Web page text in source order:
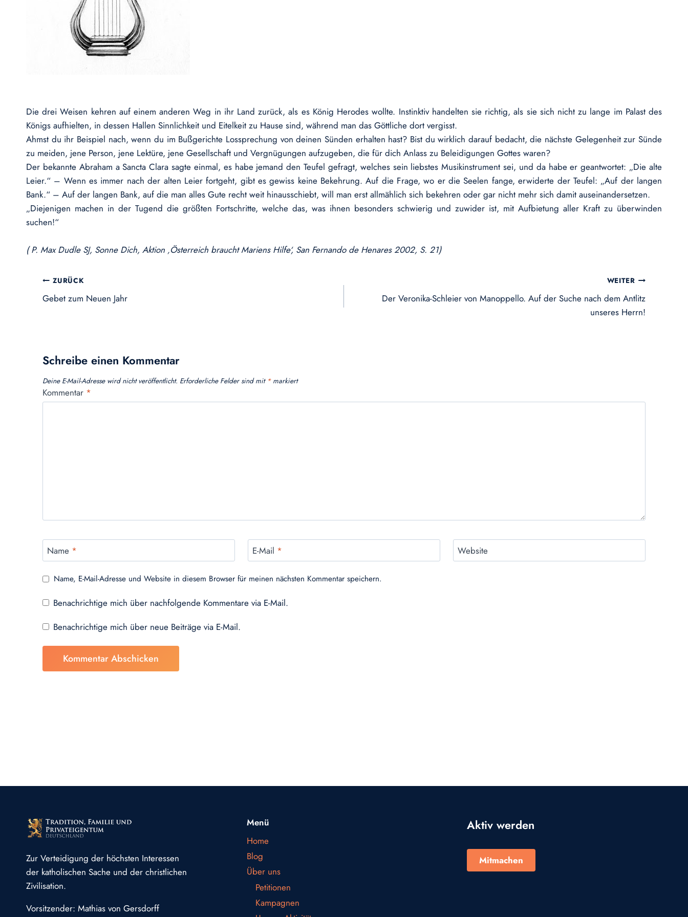
Die drei Weisen kehren auf einem anderen Weg in ihr Land zurück, als es König Herodes wollte. Instinktiv handelten sie richtig, als sie sich nicht zu lange im Palast des
Königs aufhielten, in dessen Hallen Sinnlichkeit und Eitelkeit zu Hause sind, während man das Göttliche dort vergisst.
Ahmst du ihr Beispiel nach, wenn du im Bußgerichte Lossprechung von deinen Sünden erhalten hast? Bist du wirklich darauf bedacht, die nächste Gelegenheit zur Sünde
zu meiden, jene Person, jene Lektüre, jene Gesellschaft und Vergnügungen aufzugeben, die für dich Anlass zu Beleidigungen Gottes waren?
Der bekannte Abraham a Sancta Clara sagte einmal, es habe jemand den Teufel gefragt, welches sein liebstes Musikinstrument sei, und da habe er geantwortet: „Die alte
Leier.“ – Wenn es immer nach der alten Leier fortgeht, gibt es gewiss keine Bekehrung. Auf die Frage, wo er die Seelen fange, erwiderte der Teufel: „Auf der langen
Bank.“ – Auf der langen Bank, auf die man alles Gute recht weit hinausschiebt, will man erst allmählich sich bekehren oder gar nicht mehr sich damit auseinandersetzen.
„Diejenigen machen in der Tugend die größten Fortschritte, welche das, was ihnen besonders schwierig und zuwider ist, mit Aufbietung aller Kraft zu überwinden
suchen!“
( P. Max Dudle SJ, Sonne Dich, Aktion ‚Österreich braucht Mariens Hilfe‘, San Fernando de Henares 2002, S. 21)
Beitragsnavigation
ZURÜCK
Gebet zum Neuen Jahr
WEITER
Der Veronika-Schleier von Manoppello. Auf der Suche nach dem Antlitz
unseres Herrn!
Schreibe einen Kommentar
Deine E-Mail-Adresse wird nicht veröffentlicht. Erforderliche Felder sind mit *markiert
Kommentar *
Name * E-Mail * Website
Name, E-Mail-Adresse und Website in diesem Browser für meinen nächsten Kommentar speichern.
Benachrichtige mich über nachfolgende Kommentare via E-Mail.
Benachrichtige mich über neue Beiträge via E-Mail.
Zur Verteidigung der höchsten Interessen
der katholischen Sache und der christlichen
Zivilisation.
Vorsitzender: Mathias von Gersdorff
Menü
Home
Blog
Über uns
Petitionen
Kampagnen
Aktiv werden
Mitmachen